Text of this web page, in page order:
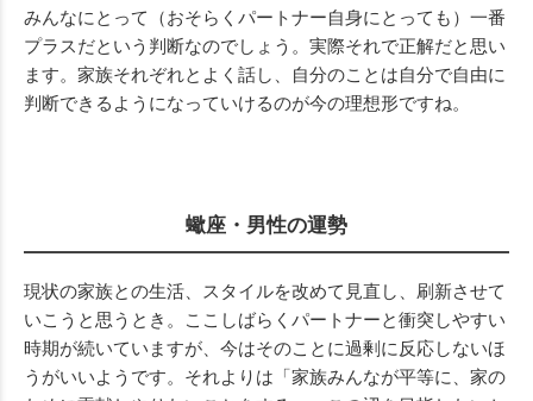
みんなにとって（おそらくパートナー自身にとっても）一番
プラスだという判断なのでしょう。実際それで正解だと思い
ます。家族それぞれとよく話し、自分のことは自分で自由に
判断できるようになっていけるのが今の理想形ですね。
蠍座・男性の運勢
現状の家族との生活、スタイルを改めて見直し、刷新させて
いこうと思うとき。ここしばらくパートナーと衝突しやすい
時期が続いていますが、今はそのことに過剰に反応しないほ
うがいいようです。それよりは「家族みんなが平等に、家の